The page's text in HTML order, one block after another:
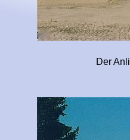
Der Anlieferbereich